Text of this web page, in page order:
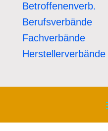
Betroffenenverb.
Berufsverbände
Fachverbände
Herstellerverbände